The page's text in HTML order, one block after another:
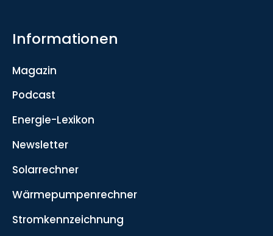
Informationen
Magazin
Podcast
Energie-Lexikon
Newsletter
Solarrechner
Wärmepumpenrechner
Stromkennzeichnung